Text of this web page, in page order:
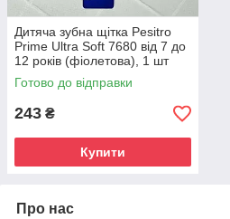
Дитяча зубна щітка Pesitro
Prime Ultra Soft 7680 від 7 до
12 років (фіолетова), 1 шт
Готово до відправки
243 ₴
Купити
Про нас